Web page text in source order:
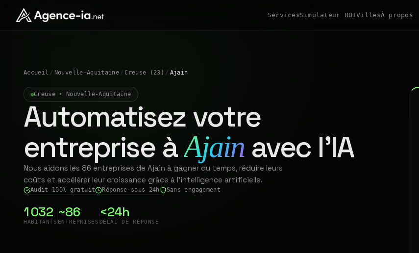
ServicesSimulateur ROIVillesÀ propos
Accueil / Nouvelle-Aquitaine / Creuse (23) / Ajain
Creuse • Nouvelle-Aquitaine
Automatisez votre
entreprise àAjainavec l'IA
Nous aidons les 86 entreprises de Ajain à gagner du temps, réduire leurs
coûts et accélérer leur croissance grâce à l'intelligence artificielle.
Audit 100% gratuit Réponse sous 24h Sans engagement
1 032
HABITANTS
~86
ENTREPRISES
<24h
DÉLAI DE RÉPONSE